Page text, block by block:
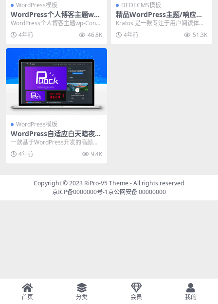
WordPress模板
WordPress个人博客主题wp-
Concise-v1.0
WordPress个人博客主题wp-Conci
se-v1.0，简约博客全宽排版，...
4年前 46.8K
DEDECMS模板
精品WordPress主题/响应式
个人博客主题Kratos
Kratos 是一款专注于用户阅读体验
的响应式 WordPress 主题，整体
布...4年前 51.3K
WordPress模板
WordPress自适应白天暗夜高
颜值无刷新加载首页支持三种
布局 v2.4
一款基于WordPress开发的高颜值
的自适应主题，支持白天与黑夜模
式。首页支持...
4年前 9.4K
Copyright © 2023 RiPro-V5 Theme- All rights reserved
京ICP备0000000号-1京公网安备 00000000
首页 分类 会员 我的